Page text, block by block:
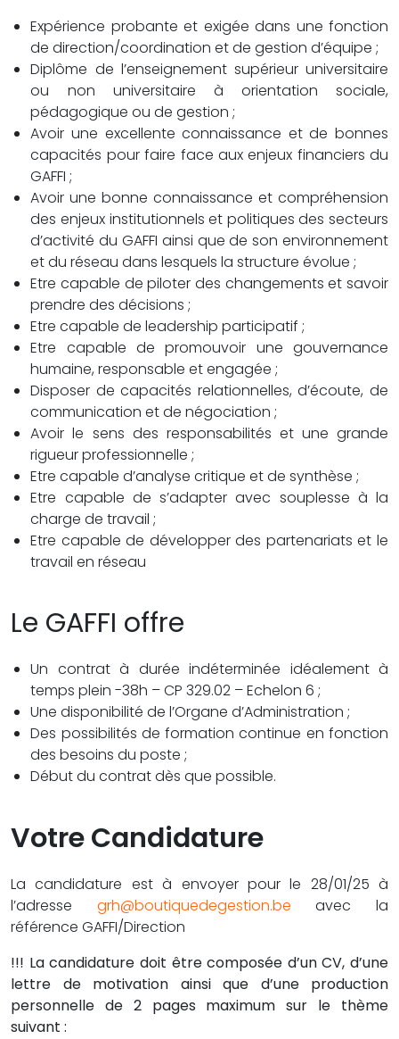
Expérience probante et exigée dans une fonction
de direction/coordination et de gestion d’équipe ;
Diplôme de l’enseignement supérieur universitaire
ou non universitaire à orientation sociale,
pédagogique ou de gestion ;
Avoir une excellente connaissance et de bonnes
capacités pour faire face aux enjeux financiers du
GAFFI ;
Avoir une bonne connaissance et compréhension
des enjeux institutionnels et politiques des secteurs
d’activité du GAFFI ainsi que de son environnement
et du réseau dans lesquels la structure évolue ;
Etre capable de piloter des changements et savoir
prendre des décisions ;
Etre capable de leadership participatif ;
Etre capable de promouvoir une gouvernance
humaine, responsable et engagée ;
Disposer de capacités relationnelles, d’écoute, de
communication et de négociation ;
Avoir le sens des responsabilités et une grande
rigueur professionnelle ;
Etre capable d’analyse critique et de synthèse ;
Etre capable de s’adapter avec souplesse à la
charge de travail ;
Etre capable de développer des partenariats et le
travail en réseau
Le GAFFI offre
Un contrat à durée indéterminée idéalement à
temps plein -38h – CP 329.02 – Echelon 6 ;
Une disponibilité de l’Organe d’Administration ;
Des possibilités de formation continue en fonction
des besoins du poste ;
Début du contrat dès que possible.
Votre Candidature
La candidature est à envoyer pour le 28/01/25 à
l’adresse grh@boutiquedegestion.be avec la
référence GAFFI/Direction
!!! La candidature doit être composée d’un CV, d’une
lettre de motivation ainsi que d’une production
personnelle de 2 pages maximum sur le thème
suivant :